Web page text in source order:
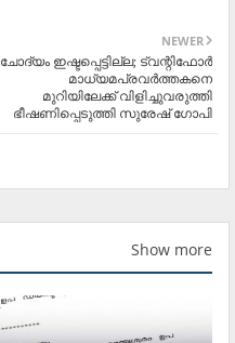
NEWER
ചോദ്യം ഇഷ്ടപ്പെട്ടില്ല; ട്വന്റിഫോർ
മാധ്യമപ്രവർത്തകനെ
മുറിയിലേക്ക് വിളിച്ചുവരുത്തി
ഭീഷണിപ്പെടുത്തി സുരേഷ് ഗോപി
Show more